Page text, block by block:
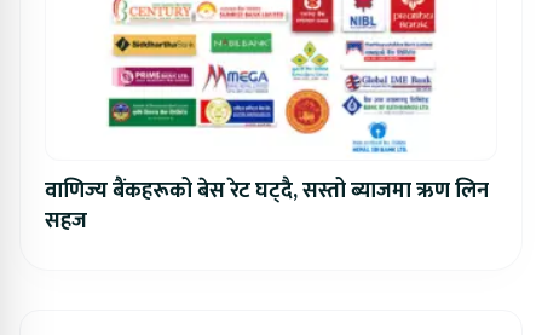
वाणिज्य बैंकहरूको बेस रेट घट्दै, सस्तो ब्याजमा ऋण लिन
सहज